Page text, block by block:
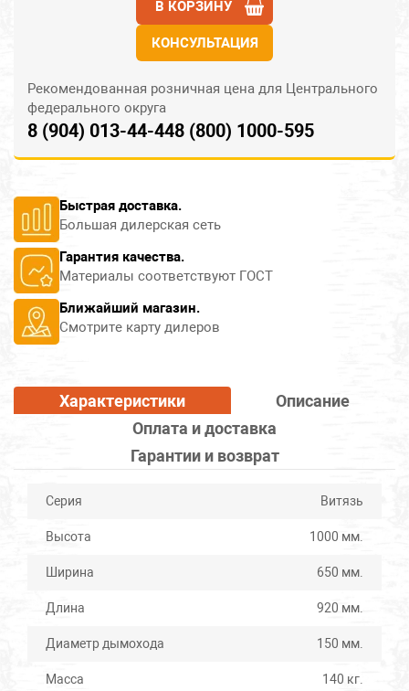
В КОРЗИНУ
КОНСУЛЬТАЦИЯ
Рекомендованная розничная цена для Центрального
федерального округа
8 (904) 013-44-448 (800) 1000-595
Быстрая доставка.
Большая дилерская сеть
Гарантия качества.
Материалы соответствуют ГОСТ
Ближайший магазин.
Смотрите карту дилеров
Характеристики
Описание
Оплата и доставка
Гарантии и возврат
Серия Витязь
Высота 1000 мм.
Ширина 650 мм.
Длина 920 мм.
Диаметр дымохода 150 мм.
Масса 140 кг.